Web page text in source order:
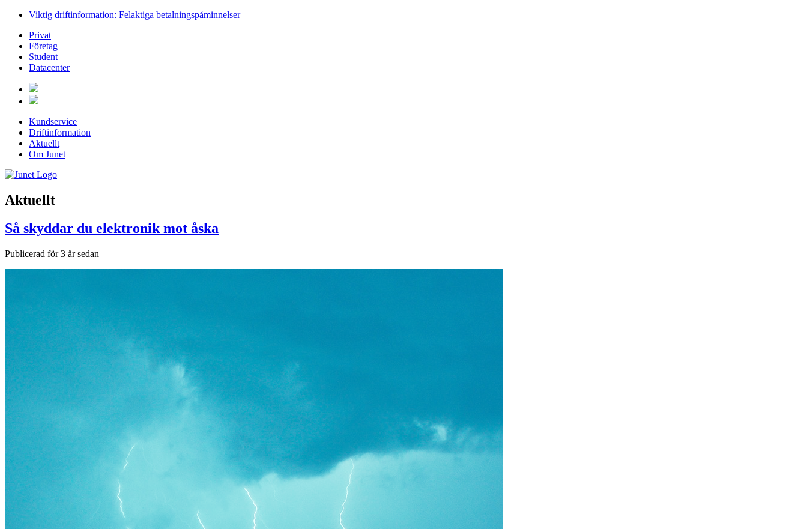
Viktig driftinformation: Felaktiga betalningspåminnelser
Privat
Företag
Student
Datacenter
Kundservice
Driftinformation
Aktuellt
Om Junet
Aktuellt
Så skyddar du elektronik mot åska
Publicerad för 3 år sedan